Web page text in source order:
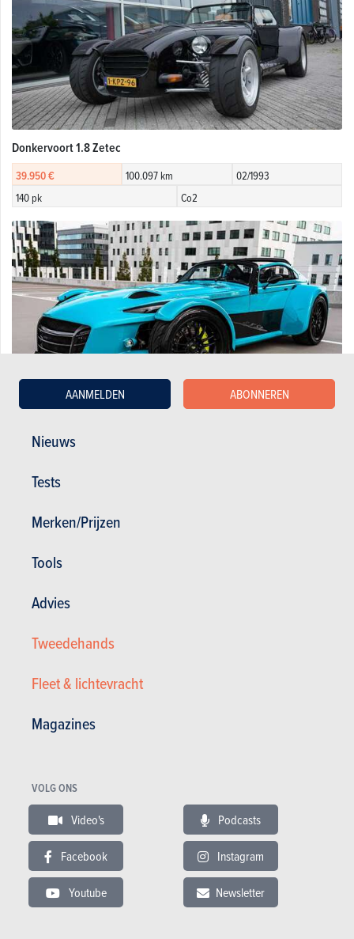
Nieuws
Tests
Merken/Prijzen
Tools
Advies
Tweedehands
Fleet & lichtevracht
Magazines
AANMELDEN ABONNEREN
VOLG ONS
Video's Podcasts
Facebook Instagram
Youtube Newsletter
Donkervoort 1.8 Zetec
39.950 € 100.097 km
02/1993
140 pk
Co2
159.950 €
360 pk
Tweedehands & Stock
Autotests
Mijn diensten
Inschrijven op de website
Abonneer u op het magazine
Contact